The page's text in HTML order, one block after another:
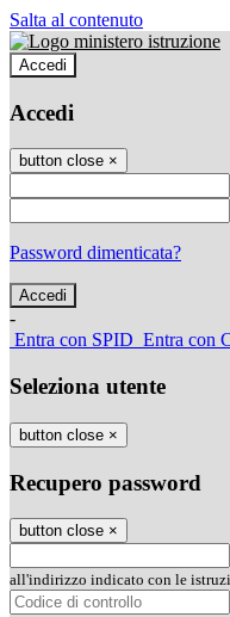
Salta al contenuto
Accedi
Accedi
button close ×
Password dimenticata?
-
Entra con SPID Entra con
Seleziona utente
button close ×
Recupero password
button close ×
all'indirizzo indicato con le